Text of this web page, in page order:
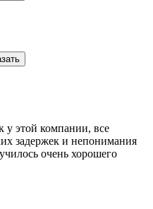
у этой компании, все
задержек и непонимания
очень хорошего